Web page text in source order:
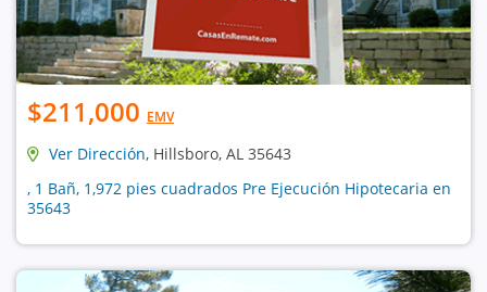
$211,000 EMV
Ver Dirección, Hillsboro, AL 35643
, 1 Bañ, 1,972 pies cuadrados Pre Ejecución Hipotecaria en
35643